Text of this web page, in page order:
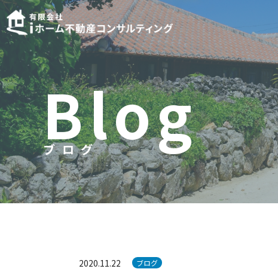
Blog
ブログ
ブ ロ グ
2020.11.22 ブログ